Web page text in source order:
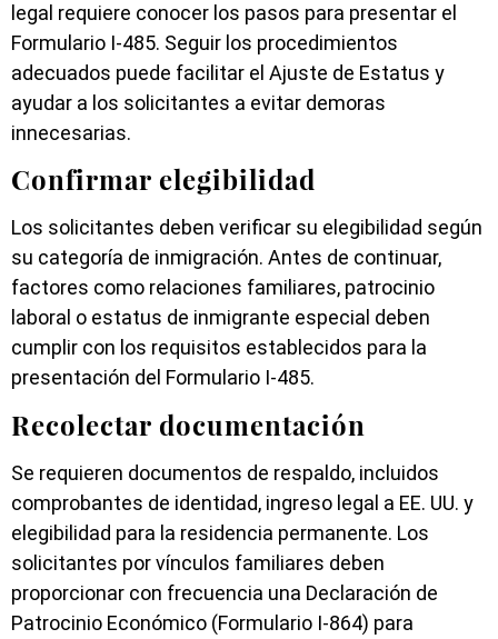
legal requiere conocer los pasos para presentar el
Formulario I-485. Seguir los procedimientos
adecuados puede facilitar el Ajuste de Estatus y
ayudar a los solicitantes a evitar demoras
innecesarias.
Confirmar elegibilidad
Los solicitantes deben verificar su elegibilidad según
su categoría de inmigración. Antes de continuar,
factores como relaciones familiares, patrocinio
laboral o estatus de inmigrante especial deben
cumplir con los requisitos establecidos para la
presentación del Formulario I-485.
Recolectar documentación
Se requieren documentos de respaldo, incluidos
comprobantes de identidad, ingreso legal a EE. UU. y
elegibilidad para la residencia permanente. Los
solicitantes por vínculos familiares deben
proporcionar con frecuencia una Declaración de
Patrocinio Económico (Formulario I-864) para